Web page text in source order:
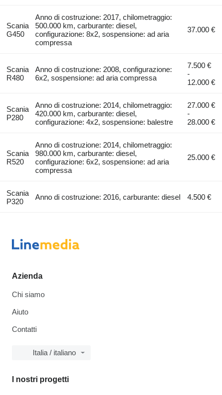
Scania
G450
Anno di costruzione: 2017, chilometraggio:
500.000 km, carburante: diesel,
configurazione: 8x2, sospensione: ad aria
compressa
37.000 €
Scania
R480
Anno di costruzione: 2008, configurazione:
6x2, sospensione: ad aria compressa
7.500 €
-
12.000 €
Scania
P280
Anno di costruzione: 2014, chilometraggio:
420.000 km, carburante: diesel,
configurazione: 4x2, sospensione: balestre
27.000 €
-
28.000 €
Scania
R520
Anno di costruzione: 2014, chilometraggio:
980.000 km, carburante: diesel,
configurazione: 6x2, sospensione: ad aria
compressa
25.000 €
Scania
P320
Anno di costruzione: 2016, carburante: diesel 4.500 €
Azienda
Chi siamo
Aiuto
Contatti
Italia / italiano
I nostri progetti